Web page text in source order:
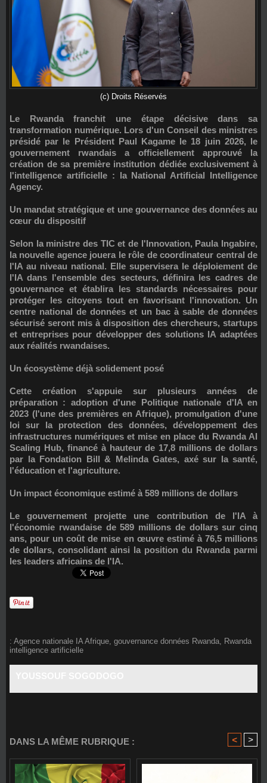
(c) Droits Réservés
Le Rwanda franchit une étape décisive dans sa
transformation numérique. Lors d'un Conseil des ministres
présidé par le Président Paul Kagame le 18 juin 2026, le
gouvernement rwandais a officiellement approuvé la
création de sa première institution dédiée exclusivement à
l'intelligence artificielle : la National Artificial Intelligence
Agency.
Un mandat stratégique et une gouvernance des données au
cœur du dispositif
Selon la ministre des TIC et de l'Innovation, Paula Ingabire,
la nouvelle agence jouera le rôle decoordinateur central de
l'IA au niveau national. Elle supervisera le déploiement de
l'IA dans l'ensemble des secteurs, définira les cadres de
gouvernance et établira les standards nécessaires pour
protéger les citoyens tout en favorisant l'innovation. Un
centre national de données et un bac à sable de données
sécurisé seront mis à disposition des chercheurs, startups
et entreprises pour développer des solutions IA adaptées
aux réalités rwandaises.
Un écosystème déjà solidement posé
Cette création s'appuie sur plusieurs années de
préparation : adoption d'une Politique nationale d'IA en
2023 (l'une des premières en Afrique), promulgation d'une
loi sur la protection des données, développement des
infrastructures numériques et mise en place du Rwanda AI
Scaling Hub, financé à hauteur de 17,8 millions de dollars
par la Fondation Bill & Melinda Gates, axé sur la santé,
l'éducation et l'agriculture.
Un impact économique estimé à 589 millions de dollars
Le gouvernement projette une contribution de l'IA à
l'économie rwandaise de589 millions de dollars sur cinq
ans, pour un coût de mise en œuvre estimé à 76,5 millions
de dollars, consolidant ainsi la position du Rwanda parmi
les leaders africains de l'IA.
: Agence nationale IA Afrique, gouvernance données Rwanda, Rwanda
intelligence artificielle
DANS LA MÊME RUBRIQUE : < >